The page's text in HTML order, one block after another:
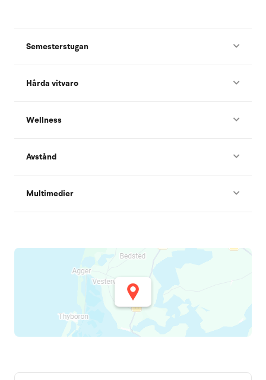
Semesterstugan
Hårda vitvaro
Wellness
Avstånd
Multimedier